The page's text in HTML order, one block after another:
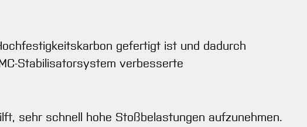
gefertigt ist und dadurch
Stabilisatorsystem verbesserte
sehr schnell hohe Stoßbelastungen aufzunehmen.